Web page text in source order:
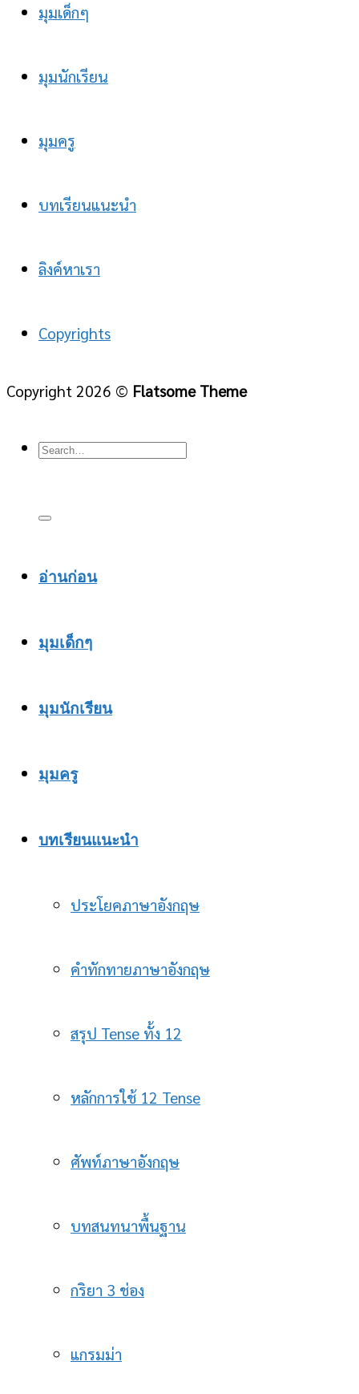
มุมเด็กๆ
มุมนักเรียน
มุมครู
บทเรียนแนะนำ
ลิงค์หาเรา
Copyrights
Copyright 2026 © Flatsome Theme
อ่านก่อน
มุมเด็กๆ
มุมนักเรียน
มุมครู
บทเรียนแนะนำ
ประโยคภาษาอังกฤษ
คำทักทายภาษาอังกฤษ
สรุป Tense ทั้ง 12
หลักการใช้ 12 Tense
ศัพท์ภาษาอังกฤษ
บทสนทนาพื้นฐาน
กริยา 3 ช่อง
แกรมม่า